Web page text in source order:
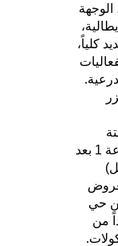
كلياً،
المتميزة (التي تفتح أبوابها من الساعة 1 بعد
حي
من